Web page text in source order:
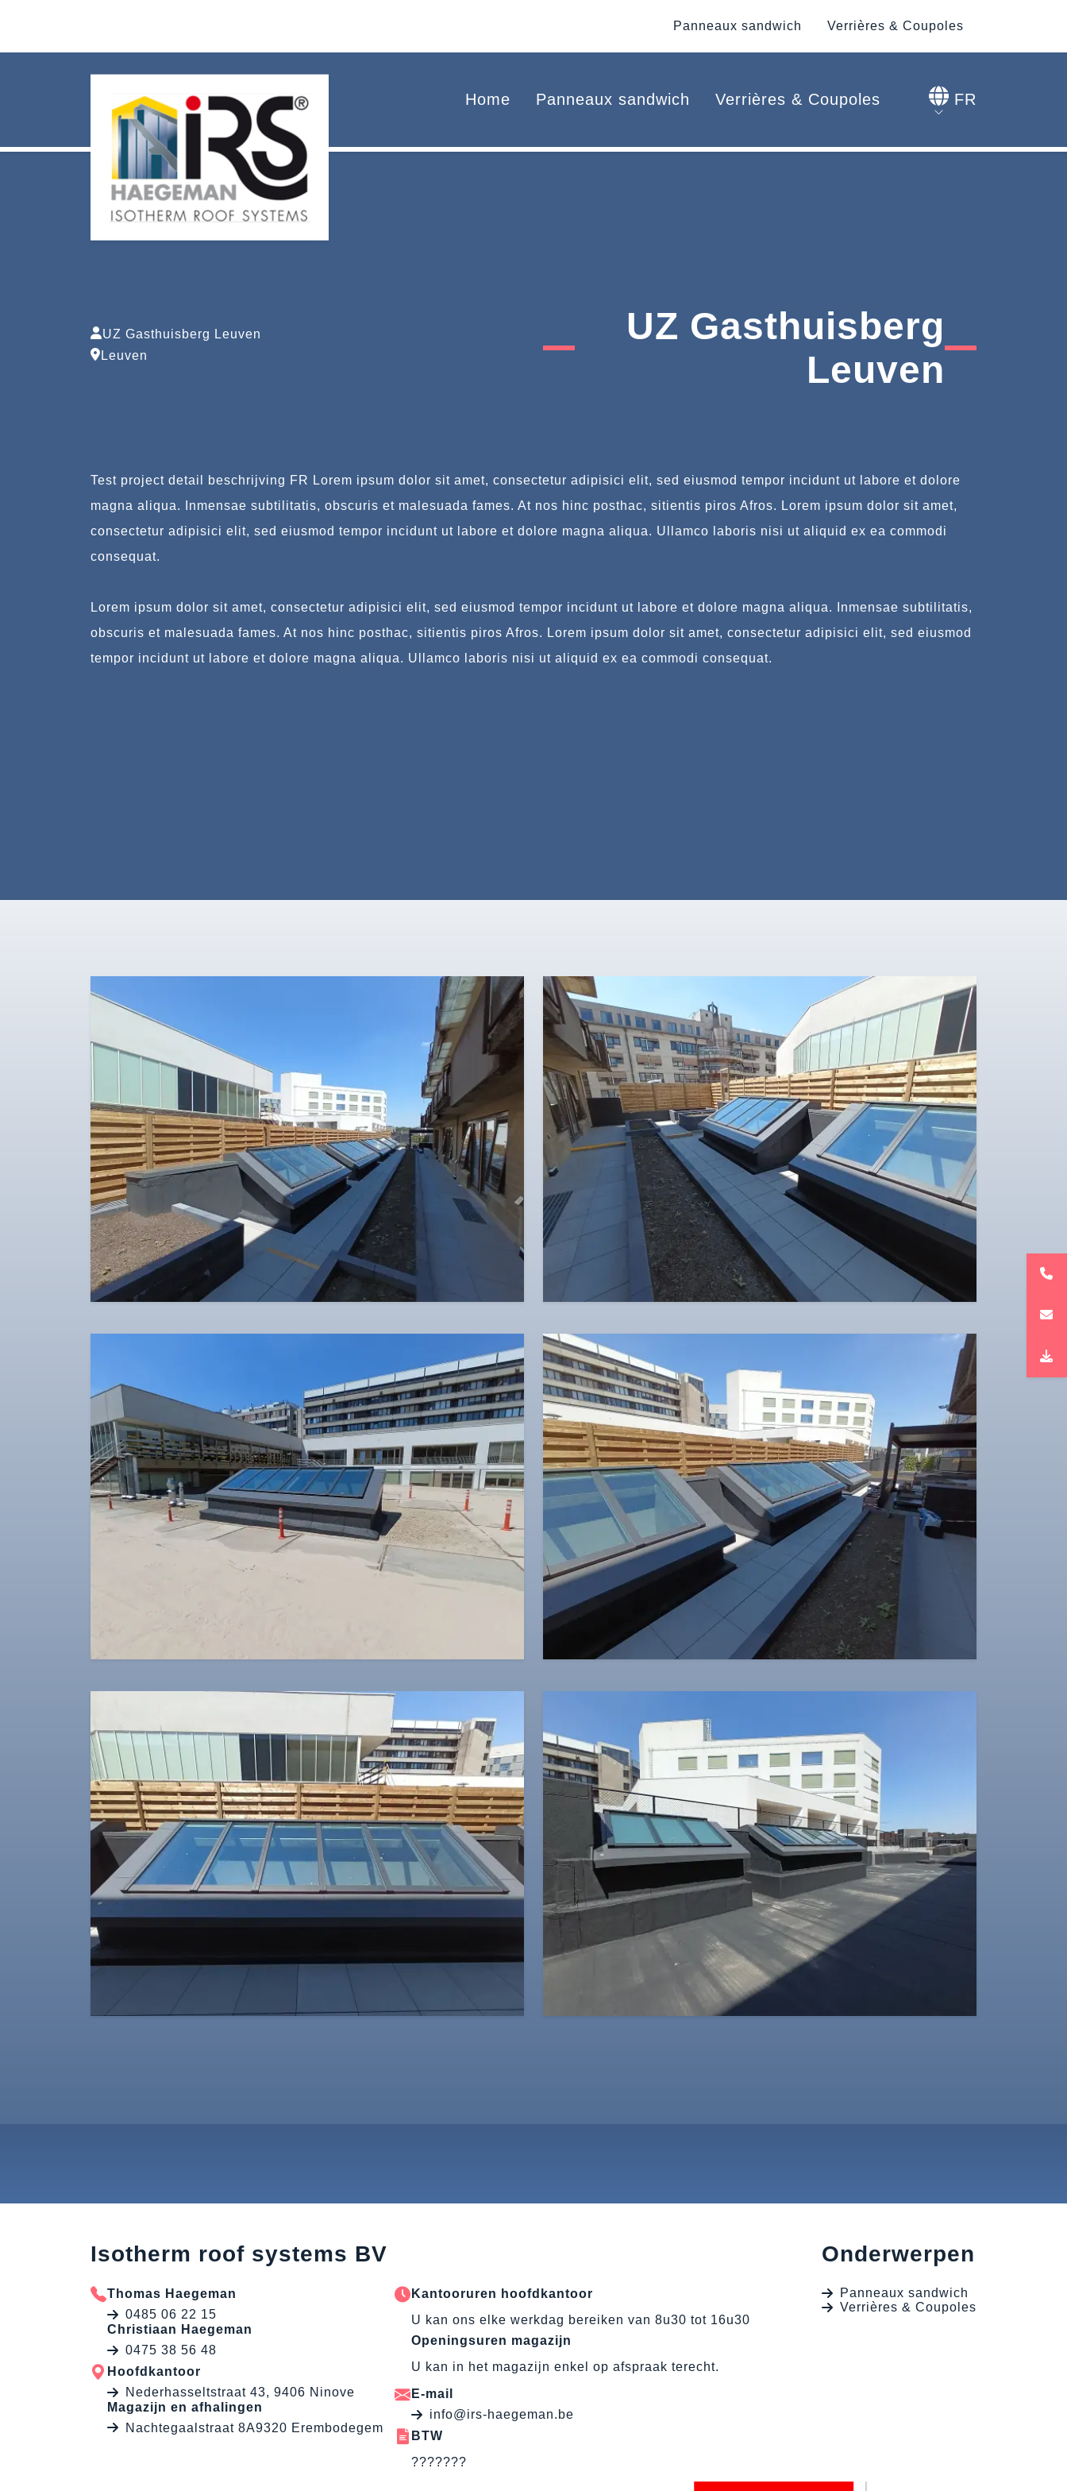
Panneaux sandwich Verrières & Coupoles
Home Panneaux sandwich Verrières & Coupoles FR
UZ Gasthuisberg Leuven
Leuven
UZ Gasthuisberg
Leuven
Test project detail beschrijving FR Lorem ipsum dolor sit amet, consectetur adipisici elit, sed eiusmod tempor incidunt ut labore et dolore
magna aliqua. Inmensae subtilitatis, obscuris et malesuada fames. At nos hinc posthac, sitientis piros Afros. Lorem ipsum dolor sit amet,
consectetur adipisici elit, sed eiusmod tempor incidunt ut labore et dolore magna aliqua. Ullamco laboris nisi ut aliquid ex ea commodi
consequat.
Lorem ipsum dolor sit amet, consectetur adipisici elit, sed eiusmod tempor incidunt ut labore et dolore magna aliqua. Inmensae subtilitatis,
obscuris et malesuada fames. At nos hinc posthac, sitientis piros Afros. Lorem ipsum dolor sit amet, consectetur adipisici elit, sed eiusmod
tempor incidunt ut labore et dolore magna aliqua. Ullamco laboris nisi ut aliquid ex ea commodi consequat.
Isotherm roof systems BV
Thomas Haegeman
0485 06 22 15
Christiaan Haegeman
0475 38 56 48
Hoofdkantoor
Nederhasseltstraat 43, 9406 Ninove
Magazijn en afhalingen
Nachtegaalstraat 8A9320 Erembodegem
Kantooruren hoofdkantoor
U kan ons elke werkdag bereiken van 8u30 tot 16u30
Openingsuren magazijn
U kan in het magazijn enkel op afspraak terecht.
E-mail
info@irs-haegeman.be
BTW
???????
Onderwerpen
Panneaux sandwich
Verrières & Coupoles